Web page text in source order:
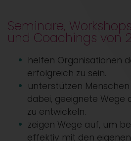
Seminare,
und Coachings von
helfen Organisationen
erfolgreich zu sein.
unterstützen
dabei, geeignete Wege
zu entwickeln.
zeigen Wege auf, um
effektiv mit den